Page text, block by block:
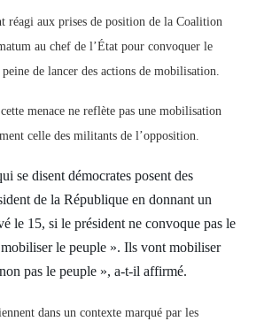
réagi aux prises de position de la Coalition
au chef de l’État pour convoquer le
de lancer des actions de mobilisation.
menace ne reflète pas une mobilisation
celle des militants de l’opposition.
se disent démocrates posent des
de la République en donnant un
le 15, si le président ne convoque pas le
le peuple ». Ils vont mobiliser
pas le peuple », a-t-il affirmé.
dans un contexte marqué par les